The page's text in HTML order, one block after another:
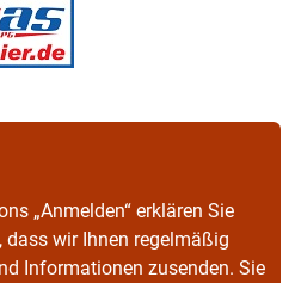
„Anmelden“ erklären Sie
wir Ihnen regelmäßig
Informationen zusenden. Sie